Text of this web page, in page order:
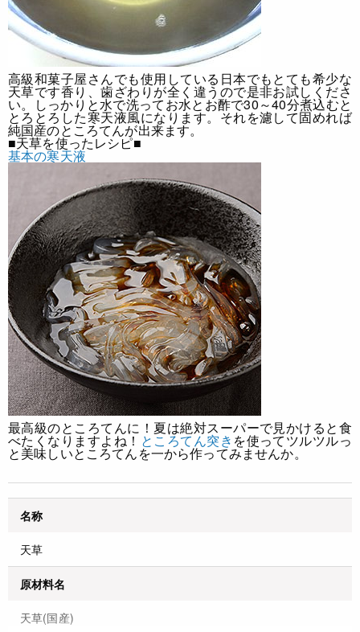
高級和菓子屋さんでも使用している日本でもとても希少な
天草です香り、歯ざわりが全く違うので是非お試しくださ
い。しっかりと水で洗ってお水とお酢で30～40分煮込むと
とろとろした寒天液風になります。それを濾して固めれば
純国産のところてんが出来ます。
■天草を使ったレシピ■
基本の寒天液
最高級のところてんに！ 夏は絶対スーパーで見かけると食
べたくなりますよね！ ところてん突き を使ってツルツルっ
と美味しいところてんを一から作ってみませんか。
名称
天草
原材料名
天草(国産)